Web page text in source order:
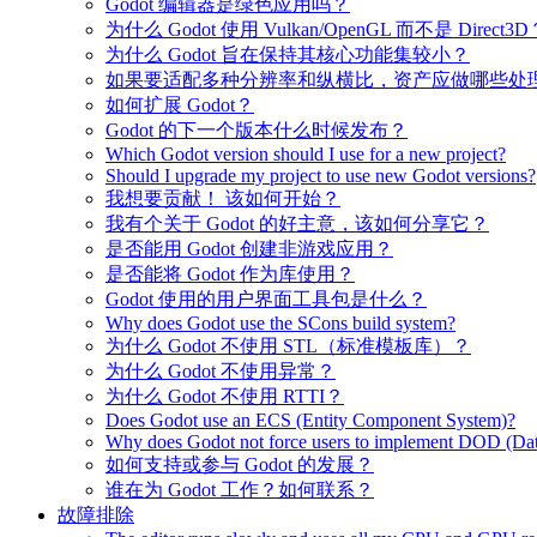
Godot 编辑器是绿色应用吗？
为什么 Godot 使用 Vulkan/OpenGL 而不是 Direct3D
为什么 Godot 旨在保持其核心功能集较小？
如果要适配多种分辨率和纵横比，资产应做哪些处
如何扩展 Godot？
Godot 的下一个版本什么时候发布？
Which Godot version should I use for a new project?
Should I upgrade my project to use new Godot versions?
我想要贡献！ 该如何开始？
我有个关于 Godot 的好主意，该如何分享它？
是否能用 Godot 创建非游戏应用？
是否能将 Godot 作为库使用？
Godot 使用的用户界面工具包是什么？
Why does Godot use the SCons build system?
为什么 Godot 不使用 STL（标准模板库）？
为什么 Godot 不使用异常？
为什么 Godot 不使用 RTTI？
Does Godot use an ECS (Entity Component System)?
Why does Godot not force users to implement DOD
如何支持或参与 Godot 的发展？
谁在为 Godot 工作？如何联系？
故障排除